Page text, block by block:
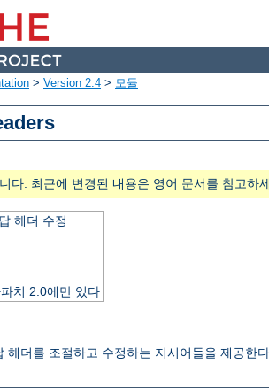
> Version 2.4 > 모듈
다. 최근에 변경된 내용은 영어 문서를 참고하
헤더 수정
치 2.0에만 있다
헤더를 조절하고 수정하는 지시어들을 제공한